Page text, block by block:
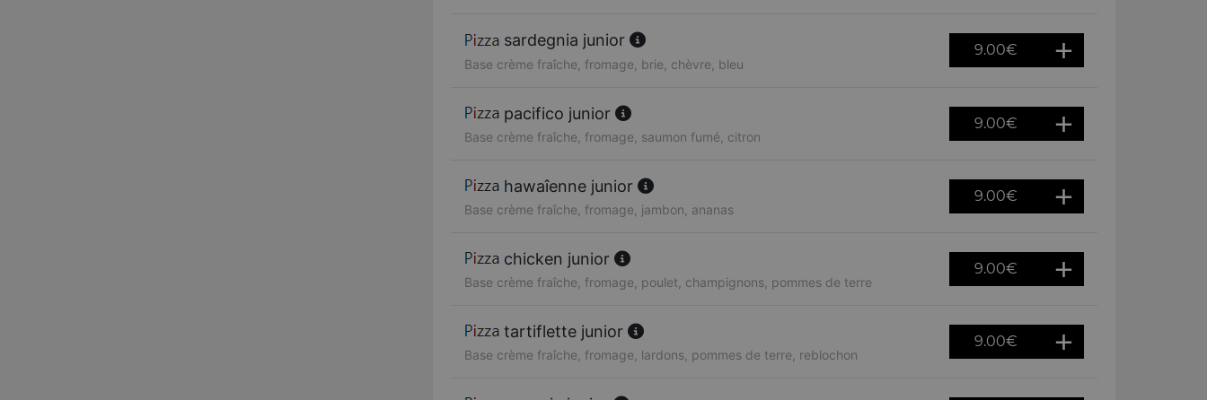
sardegnia junior
Base crème fraîche, fromage, brie, chèvre, bleu
9.00€
pacifico junior
Base crème fraîche, fromage, saumon fumé, citron
9.00€
hawaîenne junior
Base crème fraîche, fromage, jambon, ananas
9.00€
chicken junior
Base crème fraîche, fromage, poulet, champignons, pommes de terre
9.00€
tartiflette junior
Base crème fraîche, fromage, lardons, pommes de terre, reblochon
9.00€